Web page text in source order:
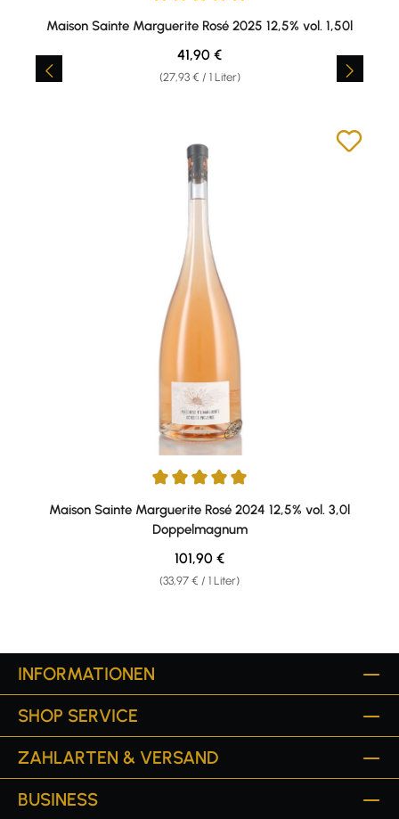
Durchschnittliche Bewertung von 5 von 5 Sternen
Maison Sainte Marguerite Rosé 2025 12,5% vol. 1,50l
(27,93 € / 1 Liter)
Regulärer Preis:
41,90 €
Durchschnittliche Bewertung von 5 von 5 Sternen
Maison Sainte Marguerite Rosé 2024 12,5% vol. 3,0l
Doppelmagnum
(33,97 € / 1 Liter)
Regulärer Preis:
101,90 €
INFORMATIONEN
SHOP SERVICE
ZAHLARTEN & VERSAND
BUSINESS